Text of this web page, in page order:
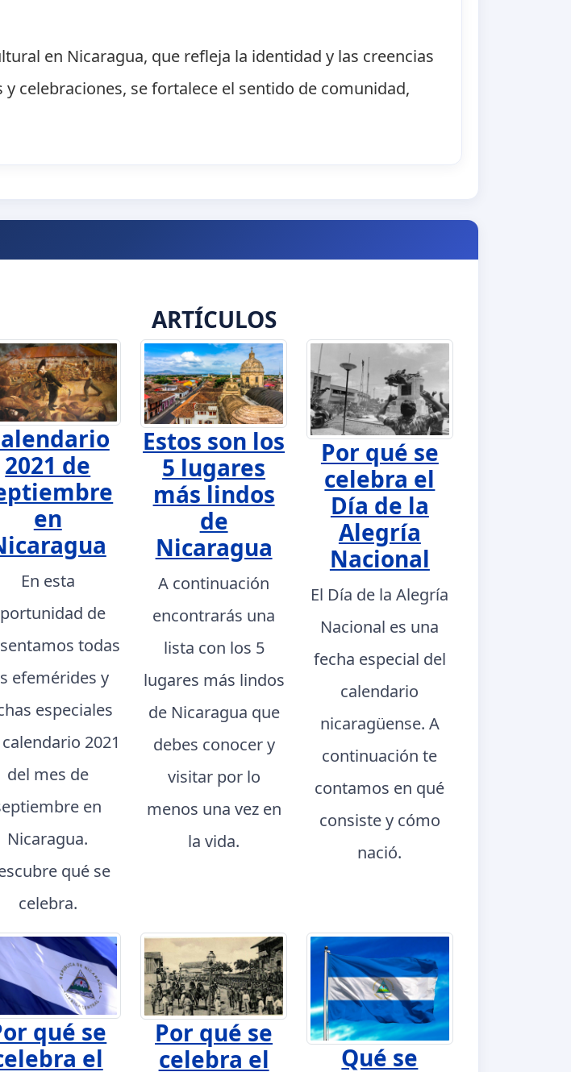
en Nicaragua, que refleja la identidad y las creencias
celebraciones, se fortalece el sentido de comunidad,
ARTÍCULOS
2021 de
en
En esta
de
todas
efemérides y
especiales
2021
del mes de
en
Nicaragua.
qué se
celebra.
Estos son los
5 lugares
más lindos
de
Nicaragua
A continuación
encontrarás una
lista con los 5
lugares más lindos
de Nicaragua que
debes conocer y
visitar por lo
menos una vez en
la vida.
Por qué se
celebra el
Día de la
Alegría
Nacional
El Día de la Alegría
Nacional es una
fecha especial del
calendario
nicaragüense. A
continuación te
contamos en qué
consiste y cómo
nació.
qué se
el
Por qué se
celebra el
Qué se